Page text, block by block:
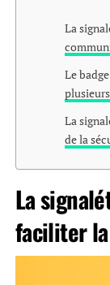
La
Le
La
de la
La
faciliter